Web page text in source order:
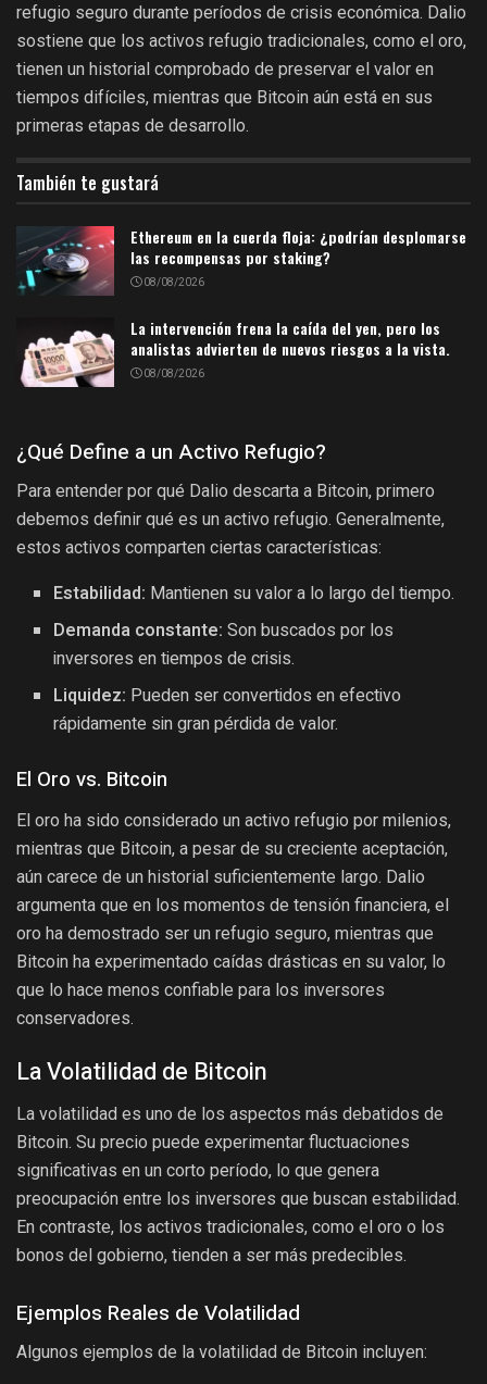
refugio seguro durante períodos de crisis económica. Dalio
sostiene que los activos refugio tradicionales, como el oro,
tienen un historial comprobado de preservar el valor en
tiempos difíciles, mientras que Bitcoin aún está en sus
primeras etapas de desarrollo.
También te gustará
Ethereum en la cuerda floja: ¿podrían desplomarse
las recompensas por staking?
08/08/2026
La intervención frena la caída del yen, pero los
analistas advierten de nuevos riesgos a la vista.
08/08/2026
¿Qué Define a un Activo Refugio?
Para entender por qué Dalio descarta a Bitcoin, primero
debemos definir qué es un activo refugio. Generalmente,
estos activos comparten ciertas características:
Estabilidad: Mantienen su valor a lo largo del tiempo.
Demanda constante: Son buscados por los
inversores en tiempos de crisis.
Liquidez: Pueden ser convertidos en efectivo
rápidamente sin gran pérdida de valor.
El Oro vs. Bitcoin
El oro ha sido considerado un activo refugio por milenios,
mientras que Bitcoin, a pesar de su creciente aceptación,
aún carece de un historial suficientemente largo. Dalio
argumenta que en los momentos de tensión financiera, el
oro ha demostrado ser un refugio seguro, mientras que
Bitcoin ha experimentado caídas drásticas en su valor, lo
que lo hace menos confiable para los inversores
conservadores.
La Volatilidad de Bitcoin
La volatilidad es uno de los aspectos más debatidos de
Bitcoin. Su precio puede experimentar fluctuaciones
significativas en un corto período, lo que genera
preocupación entre los inversores que buscan estabilidad.
En contraste, los activos tradicionales, como el oro o los
bonos del gobierno, tienden a ser más predecibles.
Ejemplos Reales de Volatilidad
Algunos ejemplos de la volatilidad de Bitcoin incluyen: